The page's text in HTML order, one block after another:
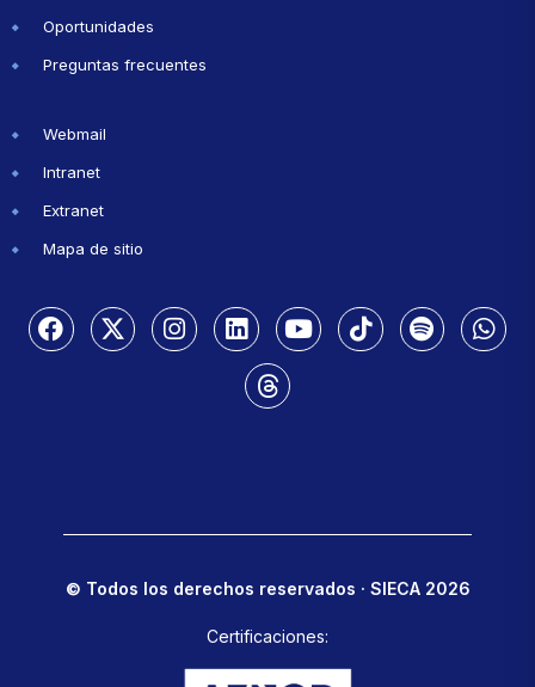
Oportunidades
Preguntas frecuentes
Webmail
Intranet
Extranet
Mapa de sitio
© Todos los derechos reservados · SIECA 2026
Certificaciones: